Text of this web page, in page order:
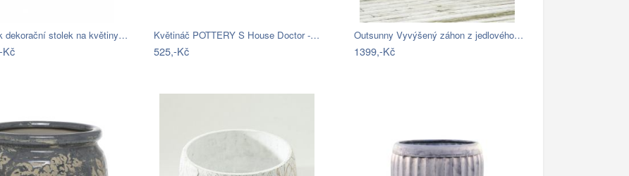
dekorační stolek na květiny…
Kč
Květináč POTTERY S House Doctor -…
525,-Kč
Outsunny Vyvýšený záhon z jedlového…
1399,-Kč